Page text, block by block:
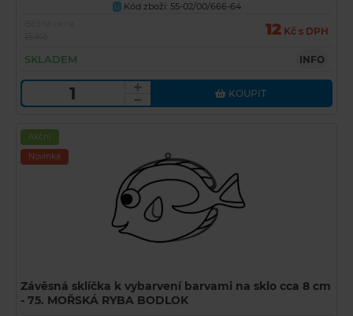
U Kód zboží: 55-02/00/666-64
12 Kč s DPH
SKLADEM INFO
KOUPIT
Akční
Novinka
Závěsná sklíčka k vybarvení barvami na sklo cca 8 cm
- 75. MOŘSKÁ RYBA BODLOK